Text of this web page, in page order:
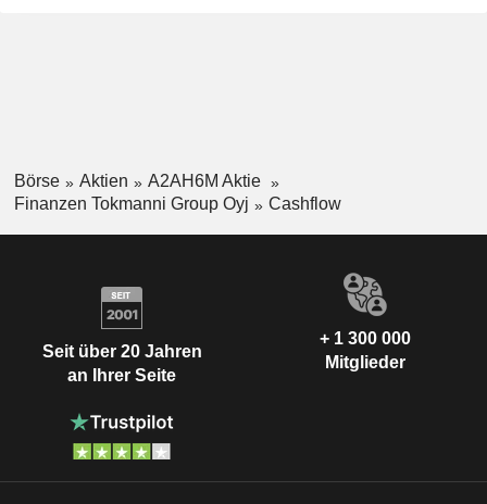
Börse Aktien
A2AH6M Aktie
Finanzen Tokmanni Group Oyj
Cashflow
Seit über 20 Jahren
an Ihrer Seite
+ 1 300 000
Mitglieder